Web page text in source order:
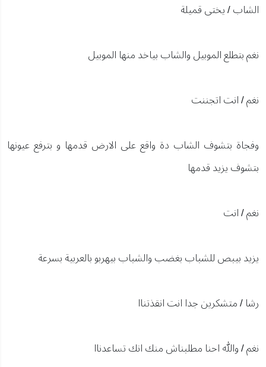
الشاب / يختى قميلة
نغم بتطلع الموبيل والشاب بياخد منها الموبيل
نغم / انت اتجننت
وفجاة بتشوف الشاب دة واقع على الارض قدمها و بترفع عيونها
بتشوف يزيد قدمها
نغم / انت
يزيد بيبص للشباب بغضب والشباب بيهربو بالعربية بسرعة
رشا / متشكرين جدا انت انقذتناا
نغم / والله احنا مطلبناش منك انك تساعدناا